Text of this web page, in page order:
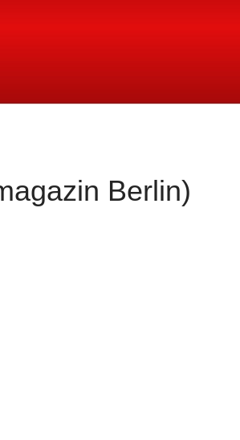
Berlin)